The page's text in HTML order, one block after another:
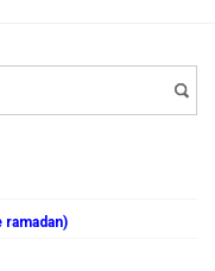
ramadan)